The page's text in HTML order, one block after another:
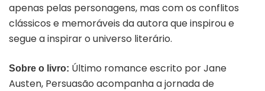
apenas pelas personagens, mas com os conflitos
clássicos e memoráveis da autora que inspirou e
segue a inspirar o universo literário.
Sobre o livro: Último romance escrito por Jane
Austen, Persuasão acompanha a jornada de